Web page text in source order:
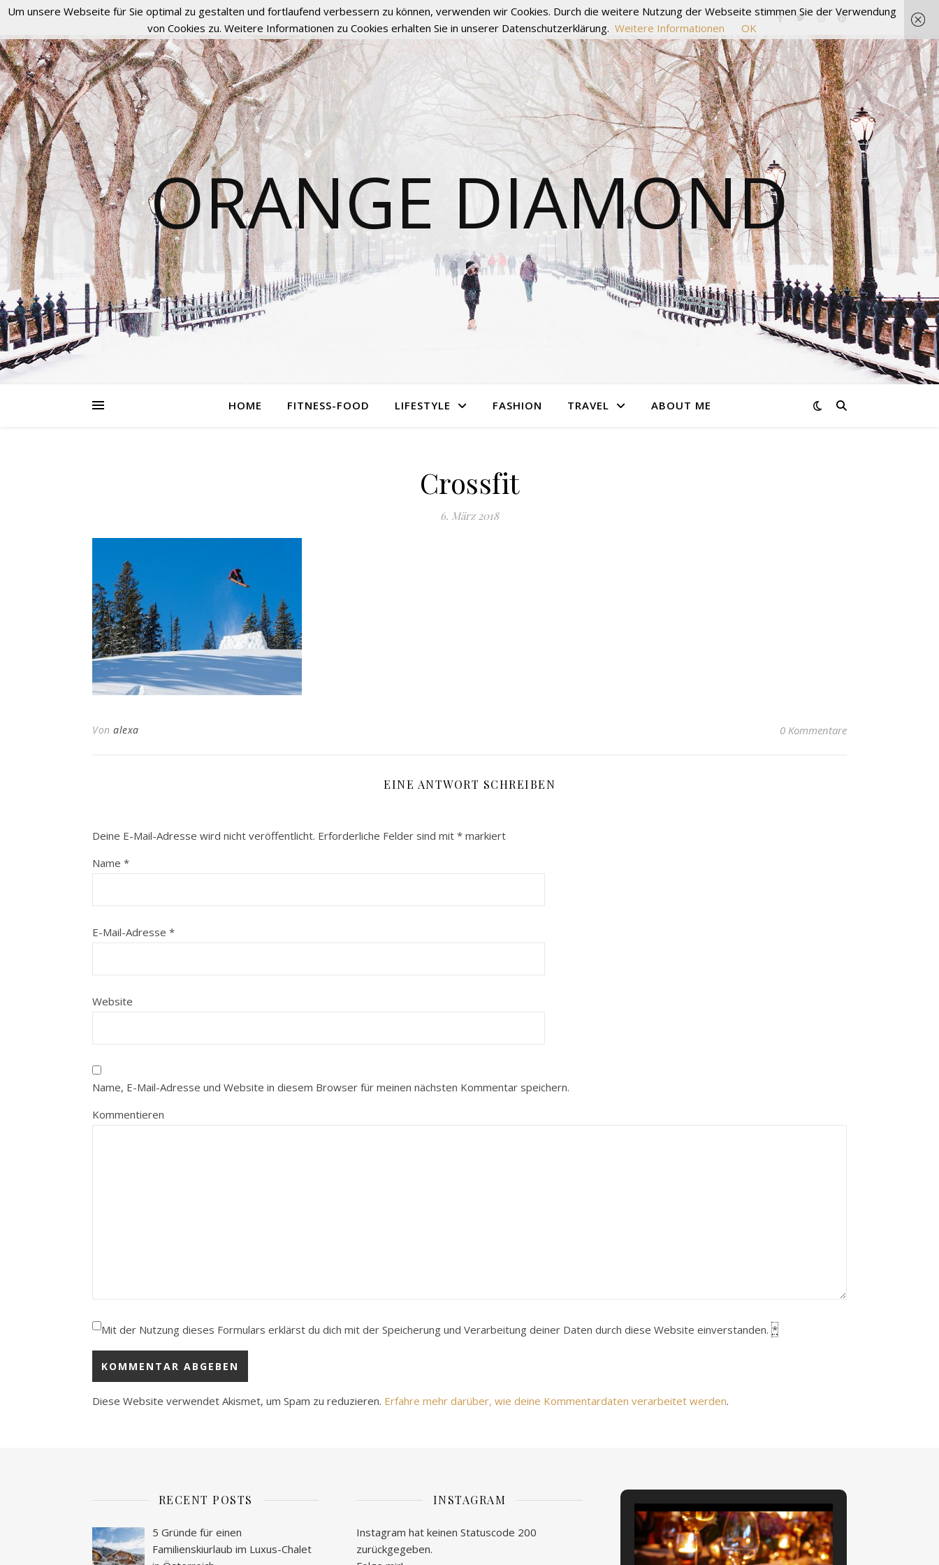
ORANGE DIAMOND
HOME FITNESS-FOOD LIFESTYLE FASHION TRAVEL ABOUT ME
Crossfit
6. März 2018
Von alexa 0 Kommentare
EINE ANTWORT SCHREIBEN
Deine E-Mail-Adresse wird nicht veröffentlicht. Erforderliche Felder sind mit * markiert
Name *
E-Mail-Adresse *
Website
Name, E-Mail-Adresse und Website in diesem Browser für meinen nächsten Kommentar speichern.
Kommentieren
Mit der Nutzung dieses Formulars erklärst du dich mit der Speicherung und Verarbeitung deiner Daten durch diese Website einverstanden. *
Diese Website verwendet Akismet, um Spam zu reduzieren. Erfahre mehr darüber, wie deine Kommentardaten verarbeitet werden.
RECENT POSTS
5 Gründe für einen
Familienskiurlaub im Luxus-Chalet
INSTAGRAM
Instagram hat keinen Statuscode 200
zurückgegeben.
Um unsere Webseite für Sie optimal zu gestalten und fortlaufend verbessern zu können, verwenden wir Cookies. Durch die weitere Nutzung der Webseite stimmen Sie der Verwendung
von Cookies zu. Weitere Informationen zu Cookies erhalten Sie in unserer Datenschutzerklärung. Weitere Informationen OK